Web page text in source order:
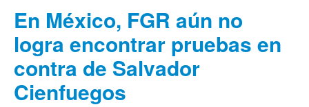
En México, FGR aún no
logra encontrar pruebas en
contra de Salvador
Cienfuegos